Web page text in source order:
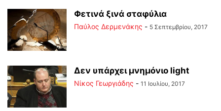
Φετινά ξινά σταφύλια
Παύλος Δερμενάκης - 5 Σεπτεμβρίου, 2017
Δεν υπάρχει μνημόνιο light
Νίκος Γεωργιάδης - 11 Ιουλίου, 2017